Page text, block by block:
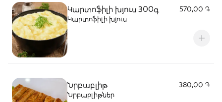
Կարտոֆիլի խյուս 300գ
570,00 ֏
Կարտոֆիլի խյուս
Նրբաբլիթ
380,00 ֏
Նրբաբլիթներ